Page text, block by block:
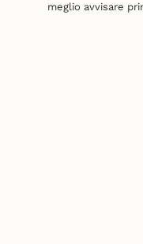
meglio avvisare